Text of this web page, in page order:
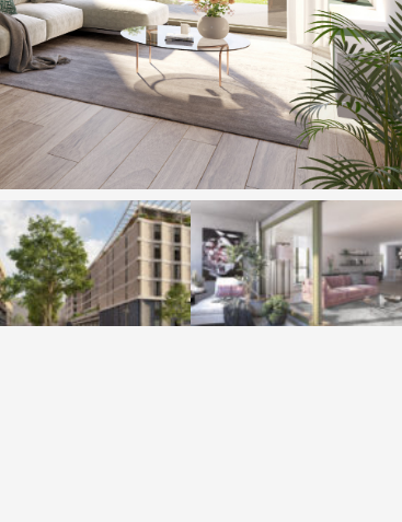
Contact